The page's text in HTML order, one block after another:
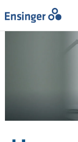
IHRE
home_logo_aria